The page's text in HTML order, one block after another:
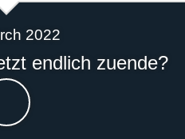
2022
endlich zuende?